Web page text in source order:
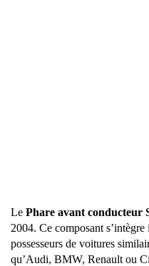
Le Phare avant conducteur
2004. Ce composant
possesseurs de voitures
qu’Audi, BMW, Renault ou